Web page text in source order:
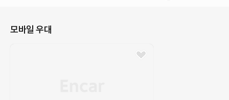
모바일 우대